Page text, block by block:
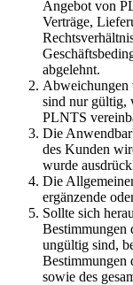
Angebot von
Verträge,
abgelehnt.
Abweichungen
sind nur gültig,
PLNTS
Die
des Kunden
wurde
Die
ergänzende
Sollte sich
Bestimmungen
ungültig sind,
Bestimmungen
sowie des